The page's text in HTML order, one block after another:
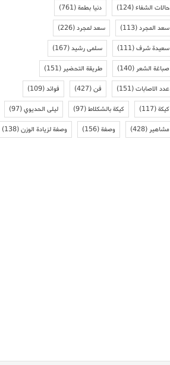
حالات الشفاء(124) دنيا بطمة(761)
سعد المجرد(113) سعد لمجرد(226)
سعيدة شرف(111) سلمى رشيد(167)
صباغة الشعر(140) طريقة التحضير(151)
عدد الاصابات(151) فن(427) فوائد(109)
كيكة(117) كيكة بالشكلاط(97) ليلى الحديوي(97)
مشاهير(428) وصفة(156) وصفة لزيادة الوزن(138)